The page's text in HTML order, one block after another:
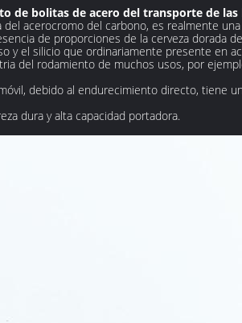
de bolitas de acero del transporte de
del acerocromo del carbono, es realmente
de proporciones de la cerveza dorada
y el silicio que ordinariamente presente en
del rodamiento de muchos usos, por
debido al endurecimiento directo, tiene
dura y alta capacidad portadora.